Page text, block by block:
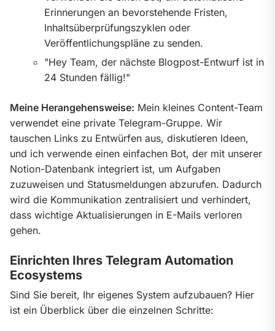
Erinnerungen an bevorstehende Fristen,
Inhaltsüberprüfungszyklen oder
Veröffentlichungspläne zu senden.
"Hey Team, der nächste Blogpost-Entwurf ist in
24 Stunden fällig!"
Meine Herangehensweise: Mein kleines Content-Team
verwendet eine private Telegram-Gruppe. Wir
tauschen Links zu Entwürfen aus, diskutieren Ideen,
und ich verwende einen einfachen Bot, der mit unserer
Notion-Datenbank integriert ist, um Aufgaben
zuzuweisen und Statusmeldungen abzurufen. Dadurch
wird die Kommunikation zentralisiert und verhindert,
dass wichtige Aktualisierungen in E-Mails verloren
gehen.
Einrichten Ihres Telegram Automation
Ecosystems
Sind Sie bereit, Ihr eigenes System aufzubauen? Hier
ist ein Überblick über die einzelnen Schritte: